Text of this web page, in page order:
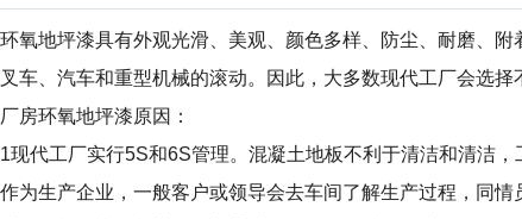
环氧地坪漆具有外观光滑、美观、颜色多样、防尘、耐磨、
叉车、汽车和重型机械的滚动。因此，大多数现代工厂会选
厂房环氧地坪漆原因：
1现代工厂实行5S和6S管理。混凝土地板不利于清洁和清洁，
作为生产企业，一般客户或领导会去车间了解生产过程，同